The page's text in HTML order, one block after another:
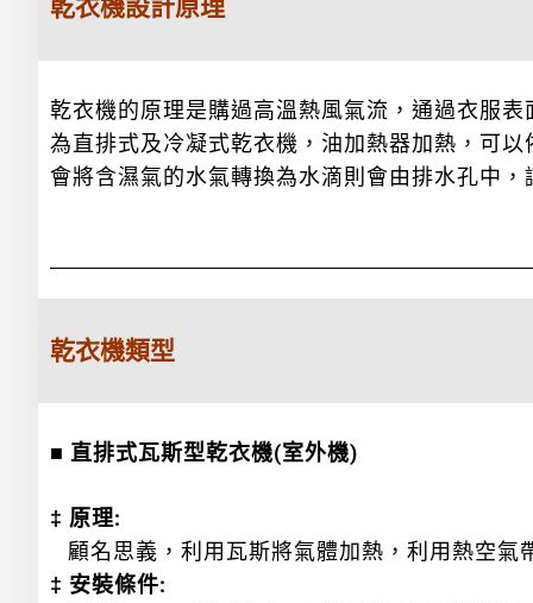
乾衣機設計原理
乾衣機的原理是購過高溫熱風氣流，通過衣服
為直排式及冷凝式乾衣機，油加熱器加熱，可
會將含濕氣的水氣轉換為水滴則會由排水孔中
乾衣機類型
■ 直排式瓦斯型乾衣機(室外機)
‡ 原理:
顧名思義，利用瓦斯將氣體加熱，利用熱空氣
‡ 安裝條件: